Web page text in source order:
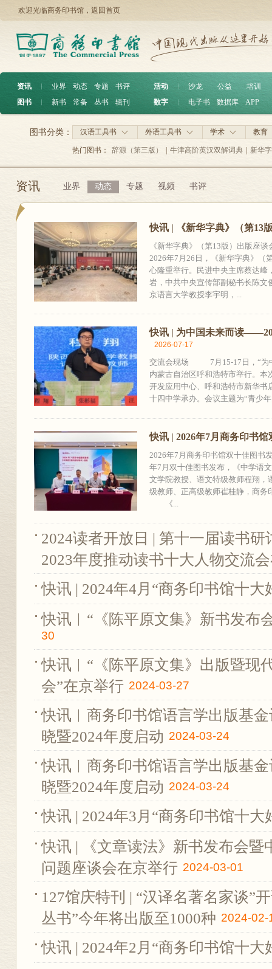
欢迎光临商务印书馆， 返回首页
资讯 ︱ 业界 动态 专题
书评
图书
︱ 新书 常备 丛书 辑刊
活动 沙龙 公益
培训
数字
电子书 数据库 APP
汉语工具书 外语工具书 学术 教育
图书分类：
热门图书： 辞源（第三版） 牛津高阶英汉双解词典 新华
资讯 业界 动态 专题 视频 书评
快讯 | 《新华字典》（第13
《新华字典》（第13版）出版
2026年7月26日，《新华字典》（
心隆重举行。民进中央主席蔡达峰
岩，中共中央宣传部副秘书长陈文
京语言大学教授李宇明，...
快讯 | 为中国未来而读
2026-07-17
交流会现场 7月15-17日，“为
内蒙古自治区呼和浩特市举行。
开发应用中心、呼和浩特市新华书
十四中学承办。会议主题为“青少
快讯 | 2026年7月商务印书
2026年7月商务印书馆双十佳
年7月双十佳图书发布，《中学语
文学院教授、语文特级教师程翔，
级教师、正高级教师崔桂静，商
《...
2024读者开放日 | 第十一届读书
2023年度推动读书十大人物交流
快讯 | 2024年4月“商务印书馆十大
快讯︱“《陈平原文集》新书发布
30
快讯︱“《陈平原文集》出版暨现
会”在京举行 2024-03-27
快讯︱商务印书馆语言学出版基
晓暨2024年度启动 2024-03-24
快讯︱商务印书馆语言学出版基
晓暨2024年度启动 2024-03-24
快讯 | 2024年3月“商务印书馆十大
快讯 | 《文章读法》新书发布会暨
问题座谈会在京举行 2024-03-01
127馆庆特刊 | “汉译名著名家谈”
丛书”今年将出版至1000种 2024-02-
快讯 | 2024年2月“商务印书馆十大